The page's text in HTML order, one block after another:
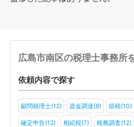
広島市南区の税理士事務所
依頼内容で探す
顧問税理士(12) 資金調達(8) 節税(10)
確定申告(12) 相続税(7) 税務調査(12)